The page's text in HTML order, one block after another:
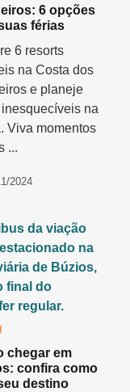
6 opções
férias
6 resorts
na Costa dos
e planeje
na
Viva momentos
...
2024
chegar em
confira como
destino